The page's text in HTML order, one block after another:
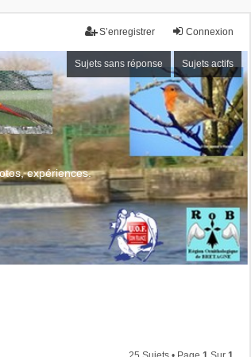
Connexion
S’enregistrer
Sujets sans réponse Sujets actifs
expériences.